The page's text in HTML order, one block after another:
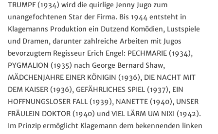
TRUMPF (1934) wird die quirlige Jenny Jugo zum
unangefochtenen Star der Firma. Bis 1944 entsteht in
Klagemanns Produktion ein Dutzend Komödien, Lustspiele
und Dramen, darunter zahlreiche Arbeiten mit Jugos
bevorzugtem Regisseur Erich Engel: PECHMARIE (1934),
PYGMALION (1935) nach George Bernard Shaw,
MÄDCHENJAHRE EINER KÖNIGIN (1936), DIE NACHT MIT
DEM KAISER (1936), GEFÄHRLICHES SPIEL (1937), EIN
HOFFNUNGSLOSER FALL (1939), NANETTE (1940), UNSER
FRÄULEIN DOKTOR (1940) und VIEL LÄRM UM NIXI (1942).
Im Prinzip ermöglicht Klagemann dem bekennenden linken